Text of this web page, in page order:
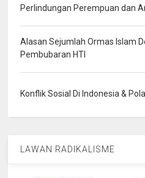
Perlindungan Perempuan dan
Alasan Sejumlah Ormas Islam
Pembubaran HTI
Konflik Sosial Di Indonesia &
LAWAN RADIKALISME